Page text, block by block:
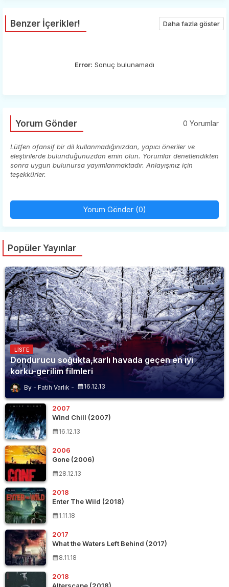
Benzer İçerikler! Daha fazla göster
Error: Sonuç bulunamadı
Yorum Gönder 0 Yorumlar
Lütfen ofansif bir dil kullanmadığınızdan, yapıcı öneriler ve
eleştirilerde bulunduğunuzdan emin olun. Yorumlar denetlendikten
sonra uygun bulunursa yayımlanmaktadır. Anlayışınız için
teşekkürler.
Yorum Gönder (0)
Popüler Yayınlar
LISTE
Dondurucu soğukta,karlı havada geçen en iyi
korku-gerilim filmleri
Fatih Varlık 16.12.13
2007
Wind Chill (2007)
16.12.13
2006
Gone (2006)
28.12.13
2018
Enter The Wild (2018)
1.11.18
2017
What the Waters Left Behind (2017)
8.11.18
2018
Alterscape (2018)